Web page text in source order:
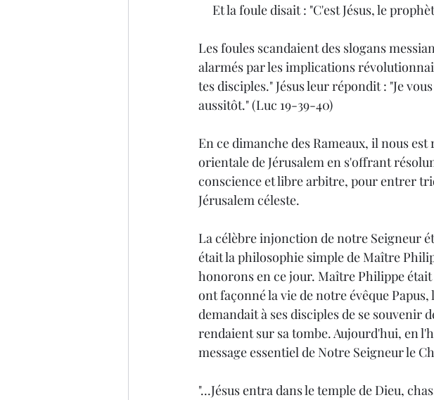
Et la foule disait : "C'est Jésus, le
Les foules scandaient des slogans
alarmés par les implications
tes disciples." Jésus leur répondit : "Je
aussitôt." (Luc 19-39-40)
En ce dimanche des Rameaux, il nous
orientale de Jérusalem en s'offrant
conscience et libre arbitre, pour entrer
Jérusalem céleste.
La célèbre injonction de notre Seigneur
était la philosophie simple de Maître
honorons en ce jour. Maître Philippe
ont façonné la vie de notre évêque
demandait à ses disciples de se souvenir
rendaient sur sa tombe. Aujourd'hui, en
message essentiel de Notre Seigneur le
"...Jésus entra dans le temple de Dieu,